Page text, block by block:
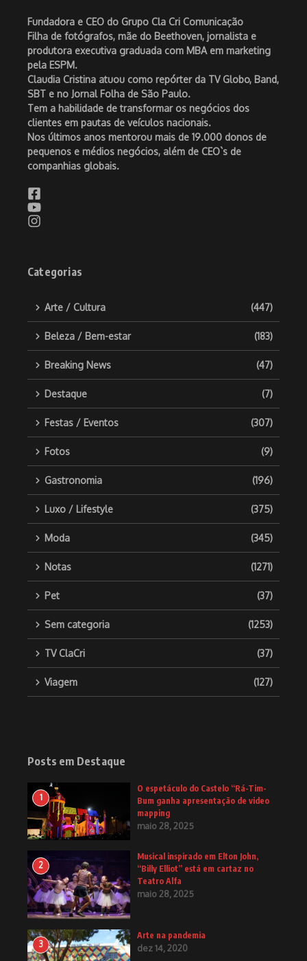
Fundadora e CEO do Grupo Cla Cri Comunicação
Filha de fotógrafos, mãe do Beethoven, jornalista e
produtora executiva graduada com MBA em marketing
pela ESPM.
Claudia Cristina atuou como repórter da TV Globo, Band,
SBT e no Jornal Folha de São Paulo.
Tem a habilidade de transformar os negócios dos
clientes em pautas de veículos nacionais.
Nos últimos anos mentorou mais de 19.000 donos de
pequenos e médios negócios, além de CEO`s de
companhias globais.
Categorias
Arte / Cultura (447)
Beleza / Bem-estar (183)
Breaking News (47)
Destaque (7)
Festas / Eventos (307)
Fotos (9)
Gastronomia (196)
Luxo / Lifestyle (375)
Moda (345)
Notas (1271)
Pet (37)
Sem categoria (1253)
TV ClaCri (37)
Viagem (127)
Posts em Destaque
1
O espetáculo do Castelo “Rá-Tim-
Bum ganha apresentação de video
mapping
maio 28, 2025
2
Musical inspirado em Elton John,
“Billy Elliot” está em cartaz no
Teatro Alfa
maio 28, 2025
3
Arte na pandemia
dez 14, 2020